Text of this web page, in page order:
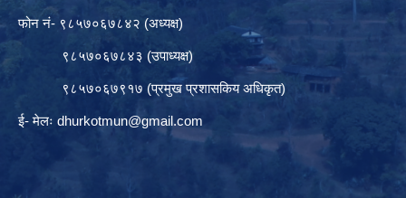
फोन नं- ९८५७०६७८४२ (अध्यक्ष)
९८५७०६७८४३ (उपाध्यक्ष)
९८५७०६७९१७ (प्रमुख प्रशासकिय अधिकृत)
ई- मेलः dhurkotmun@gmail.com